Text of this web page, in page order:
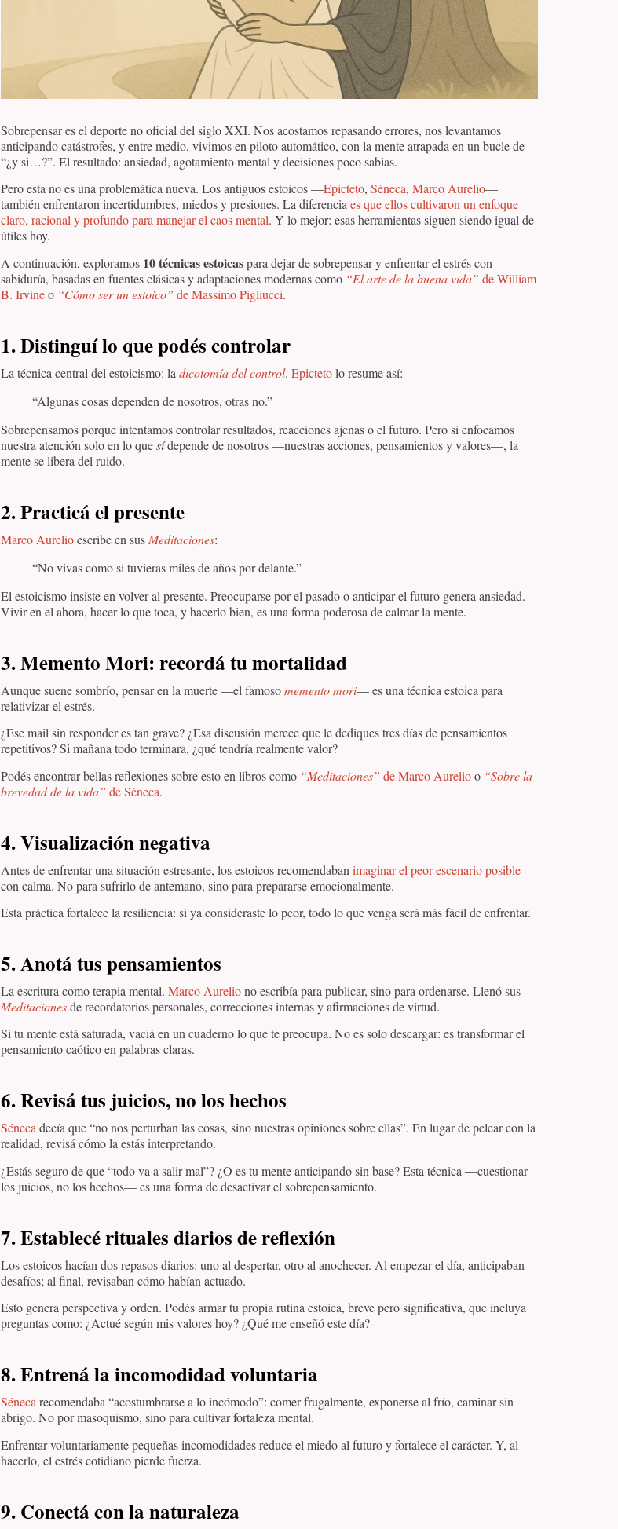
Sobrepensar es el deporte no oficial del siglo XXI. Nos acostamos repasando errores, nos levantamos
anticipando catástrofes, y entre medio, vivimos en piloto automático, con la mente atrapada en un bucle de
“¿y si…?”. El resultado: ansiedad, agotamiento mental y decisiones poco sabias.
Pero esta no es una problemática nueva. Los antiguos estoicos —Epicteto, Séneca, Marco Aurelio—
también enfrentaron incertidumbres, miedos y presiones. La diferenciaes que ellos cultivaron un enfoque
claro, racional y profundo para manejar el caos mental. Y lo mejor: esas herramientas siguen siendo igual de
útiles hoy.
A continuación, exploramos 10 técnicas estoicaspara dejar de sobrepensar y enfrentar el estrés con
sabiduría, basadas en fuentes clásicas y adaptaciones modernas como “El arte de la buena vida” de William
B. Irvineo “Cómo ser un estoico” de Massimo Pigliucci.
1.Distinguí lo que podés controlar
La técnica central del estoicismo: la dicotomía del control. Epictetolo resume así:
“Algunas cosas dependen de nosotros, otras no.”
Sobrepensamos porque intentamos controlar resultados, reacciones ajenas o el futuro. Pero si enfocamos
nuestra atención solo en lo quesídepende de nosotros —nuestras acciones, pensamientos y valores—, la
mente se libera del ruido.
2.Practicá el presente
Marco Aurelioescribe en sus Meditaciones:
“No vivas como si tuvieras miles de años por delante.”
El estoicismo insiste en volver al presente. Preocuparse por el pasado o anticipar el futuro genera ansiedad.
Vivir en el ahora, hacer lo que toca, y hacerlo bien, es una forma poderosa de calmar la mente.
3.Memento Mori: recordá tu mortalidad
Aunque suene sombrío, pensar en la muerte —el famosomemento mori— es una técnica estoica para
relativizar el estrés.
¿Ese mail sin responder es tan grave? ¿Esa discusión merece que le dediques tres días de pensamientos
repetitivos? Si mañana todo terminara, ¿qué tendría realmente valor?
Podés encontrar bellas reflexiones sobre esto en libros como “Meditaciones” de Marco Aurelioo “Sobre la
brevedad de la vida” de Séneca.
4.Visualización negativa
Antes de enfrentar una situación estresante, los estoicos recomendaban imaginar el peor escenario posible
con calma. No para sufrirlo de antemano, sino para prepararse emocionalmente.
Esta práctica fortalece la resiliencia: si ya consideraste lo peor, todo lo que venga será más fácil de enfrentar.
5.Anotá tus pensamientos
La escritura como terapia mental. Marco Aureliono escribía para publicar, sino para ordenarse. Llenó sus
Meditacionesde recordatorios personales, correcciones internas y afirmaciones de virtud.
Si tu mente está saturada, vaciá en un cuaderno lo que te preocupa. No es solo descargar: es transformar el
pensamiento caótico en palabras claras.
6.Revisá tus juicios, no los hechos
Sénecadecía que “no nos perturban las cosas, sino nuestras opiniones sobre ellas”. En lugar de pelear con la
realidad, revisá cómo la estás interpretando.
¿Estás seguro de que “todo va a salir mal”? ¿O es tu mente anticipando sin base? Esta técnica —cuestionar
los juicios, no los hechos— es una forma de desactivar el sobrepensamiento.
7.Establecé rituales diarios de reflexión
Los estoicos hacían dos repasos diarios: uno al despertar, otro al anochecer. Al empezar el día, anticipaban
desafíos; al final, revisaban cómo habían actuado.
Esto genera perspectiva y orden. Podés armar tu propia rutina estoica, breve pero significativa, que incluya
preguntas como: ¿Actué según mis valores hoy? ¿Qué me enseñó este día?
8.Entrená la incomodidad voluntaria
Séneca recomendaba “acostumbrarse a lo incómodo”: comer frugalmente, exponerse al frío, caminar sin
abrigo. No por masoquismo, sino para cultivar fortaleza mental.
Enfrentar voluntariamente pequeñas incomodidades reduce el miedo al futuro y fortalece el carácter. Y, al
hacerlo, el estrés cotidiano pierde fuerza.
9.Conectá con la naturaleza